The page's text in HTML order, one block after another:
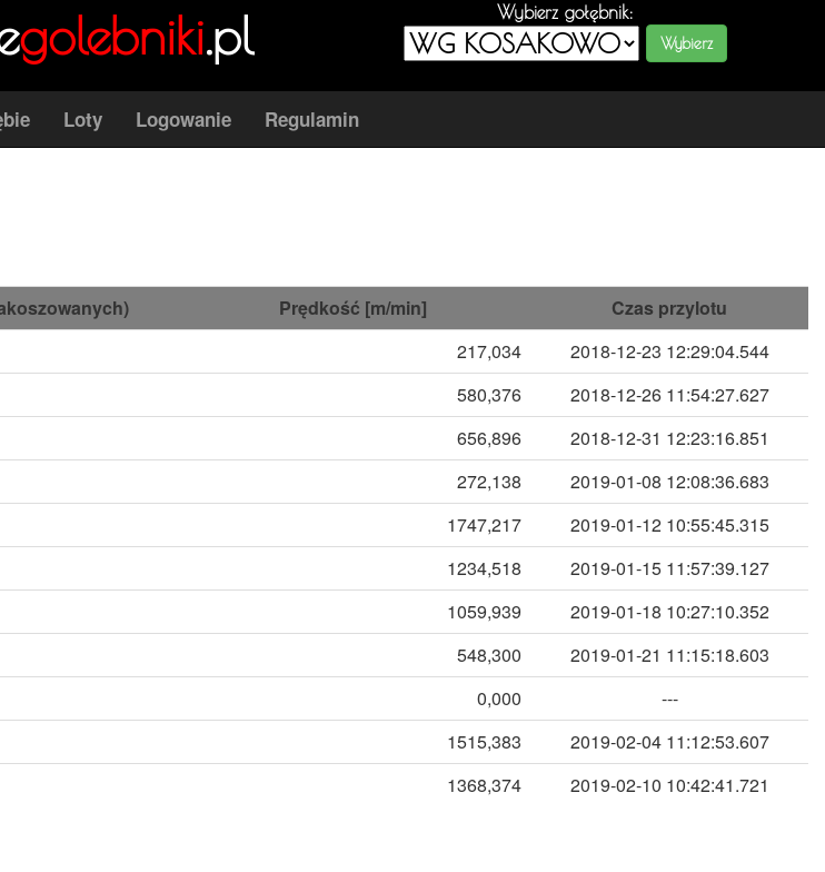
golebniki.pl Wybierz gołębnik:
Loty Logowanie Regulamin
Prędkość [m/min]
Czas przylotu
217,034
2018-12-23 12:29:04.544
580,376
2018-12-26 11:54:27.627
656,896
2018-12-31 12:23:16.851
272,138
2019-01-08 12:08:36.683
1747,217
2019-01-12 10:55:45.315
1234,518
2019-01-15 11:57:39.127
1059,939
2019-01-18 10:27:10.352
548,300
2019-01-21 11:15:18.603
0,000
---
1515,383
2019-02-04 11:12:53.607
1368,374 2019-02-10 10:42:41.721